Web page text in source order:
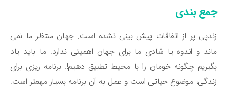
بندی
پر از اتفاقات پیش بینی نشده است. جهان منتظر ما نمی
و اندوه یا شادی ما برای جهان اهمیتی ندارد. ما باید یاد
چگونه خومان را با محیط تطبیق دهیم!. برنامه ریزی برای
موضوع حیاتی است و عمل به آن برنامه بسیار مهمتر است.